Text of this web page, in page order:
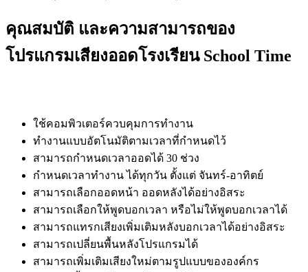
คุณสมบัติ และความสามารถของ
โปรแกรมเสียงออดโรงเรียน School Time
ใช้คอมพิวเตอร์ควบคุมการทำงาน
ทำงานแบบอัตโนมัติตามเวลาที่กำหนดไว้
สามารถกำหนดเวลาออดได้ 30 ช่วง
กำหนดเวลาทำงาน ได้ทุกวัน ตั้งแต่ จันทร์-อาทิตย์
สามารถเลือกออดหน้า ออดหลังได้อย่างอิสระ
สามารถเลือกให้พูดบอกเวลา หรือไม่ให้พูดบอกเวลาได้
สามารถแทรกเสียงเพิ่มเติมหลังบอกเวลาได้อย่างอิสระ
สามารถเปลี่ยนพื้นหลังโปรแกรมได้
สามารถเพิ่มเติมเสียงใหม่ตามรูปแบบขององค์กร